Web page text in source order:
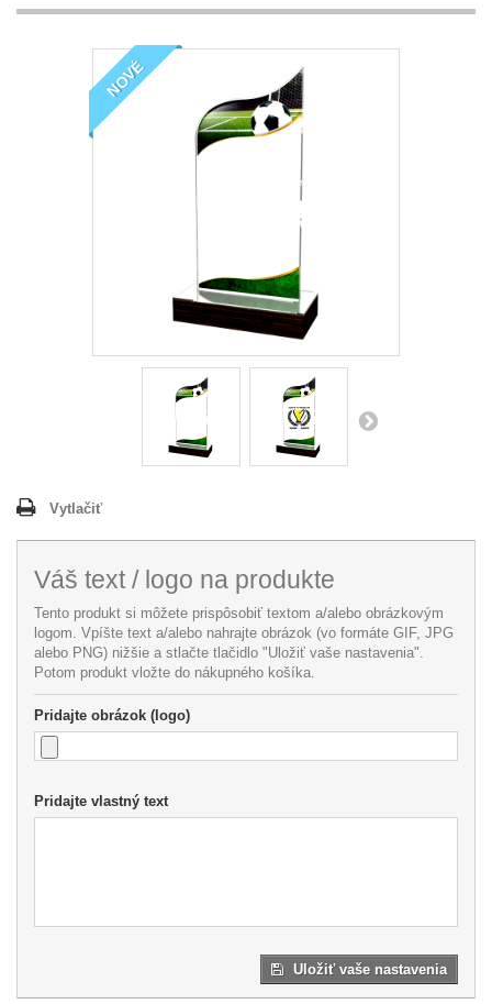
NOVÉ
Vytlačiť
Váš text / logo na produkte
Tento produkt si môžete prispôsobiť textom a/alebo obrázkovým
logom. Vpíšte text a/alebo nahrajte obrázok (vo formáte GIF, JPG
alebo PNG) nižšie a stlačte tlačidlo "Uložiť vaše nastavenia".
Potom produkt vložte do nákupného košíka.
Pridajte obrázok (logo)
Pridajte vlastný text
Uložiť vaše nastavenia